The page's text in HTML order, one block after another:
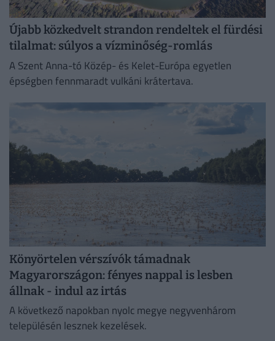
Újabb közkedvelt strandon rendeltek el fürdési
tilalmat: súlyos a vízminőség-romlás
A Szent Anna-tó Közép- és Kelet-Európa egyetlen
épségben fennmaradt vulkáni krátertava.
Könyörtelen vérszívók támadnak
Magyarországon: fényes nappal is lesben
állnak - indul az irtás
A következő napokban nyolc megye negyvenhárom
településén lesznek kezelések.